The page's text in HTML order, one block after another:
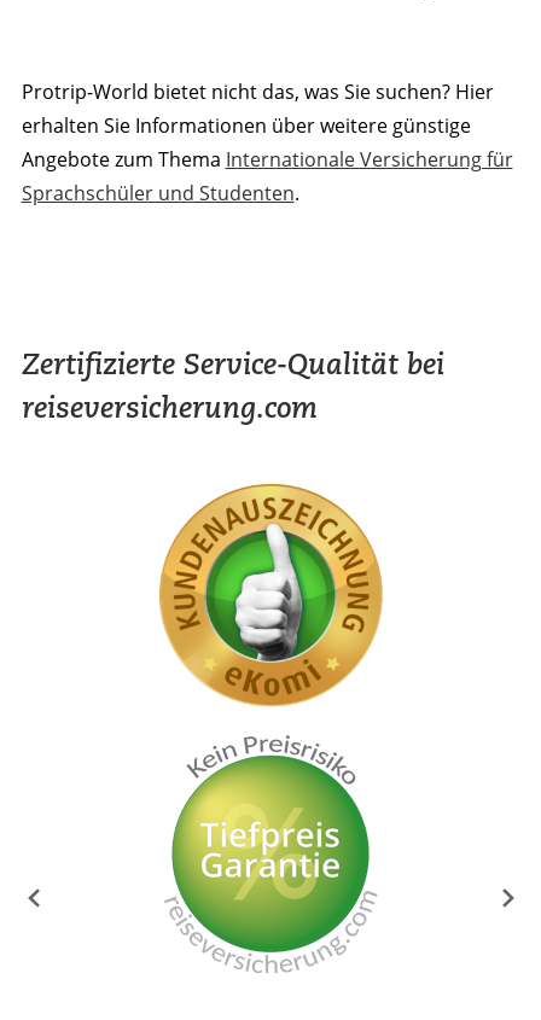
Protrip-World bietet nicht das, was Sie suchen? Hier
erhalten Sie Informationen über weitere günstige
Angebote zum Thema Internationale Versicherung für
Sprachschüler und Studenten.
Zertifizierte Service-Qualität bei
reiseversicherung.com